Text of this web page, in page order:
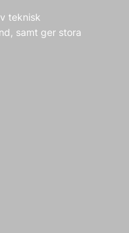
teknisk
samt ger stora